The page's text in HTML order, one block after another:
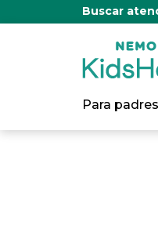
Buscar
Para padres